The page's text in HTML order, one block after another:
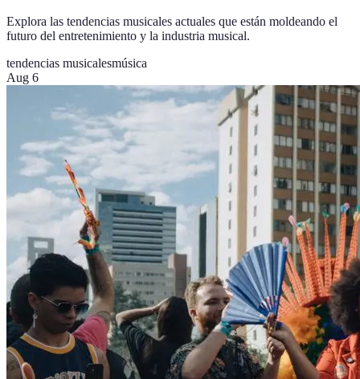
Explora las tendencias musicales actuales que están moldeando el
futuro del entretenimiento y la industria musical.
tendencias musicalesmúsica
Aug 6